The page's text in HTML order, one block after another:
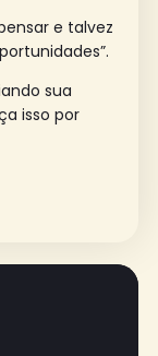
e talvez
sua
isso por